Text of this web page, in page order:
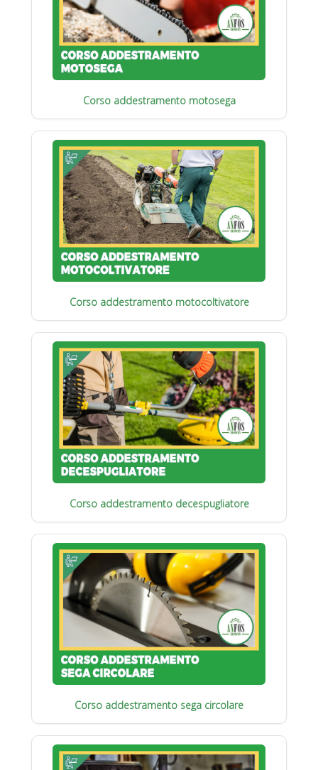
Corso addestramento motosega
Corso addestramento motocoltivatore
Corso addestramento decespugliatore
Corso addestramento sega circolare